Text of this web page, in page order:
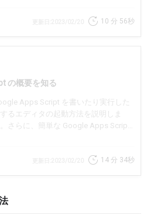
10 分 56秒
の概要を知る
Apps Script を書いたり実行した
するエディタの起動方法を説明しま
。さらに、簡単な Google Apps Script
14 分 34秒